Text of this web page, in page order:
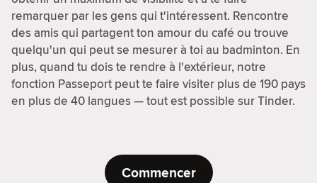
remarquer par les gens qui t'intéressent. Rencontre
des amis qui partagent ton amour du café ou trouve
quelqu'un qui peut se mesurer à toi au badminton. En
plus, quand tu dois te rendre à l'extérieur, notre
fonction Passeport peut te faire visiter plus de 190 pays
en plus de 40 langues — tout est possible sur Tinder.
Commencer